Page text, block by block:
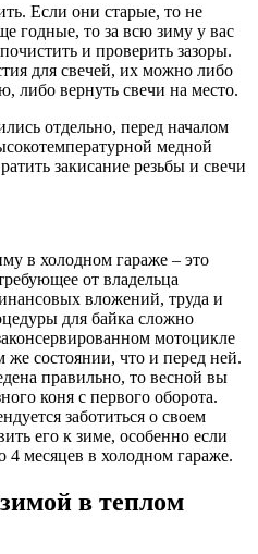
Если они старые, то не
годные, то за всю зиму у вас
и проверить зазоры.
для свечей, их можно либо
либо вернуть свечи на место.
отдельно, перед началом
медной
закисание резьбы и свечи
в холодном гараже – это
от владельца
вложений, труда и
для байка сложно
мотоцикле
же состоянии, что и перед ней.
правильно, то весной вы
коня с первого оборота.
заботиться о своем
его к зиме, особенно если
4 месяцев в холодном гараже.
в теплом